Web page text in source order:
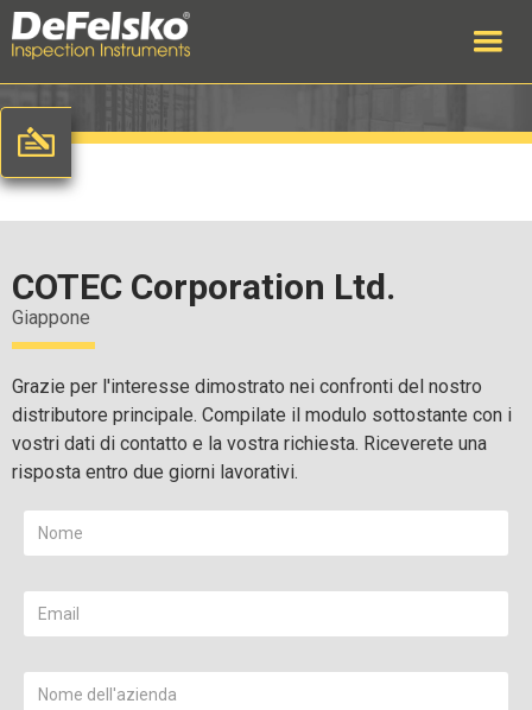
COTEC Corporation Ltd.
Giappone
Grazie per l'interesse dimostrato nei confronti del nostro
distributore principale. Compilate il modulo sottostante con i
vostri dati di contatto e la vostra richiesta. Riceverete una
risposta entro due giorni lavorativi.